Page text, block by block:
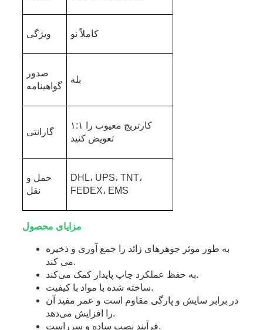
ویژگی کاملاً نو
صدور
گواهینامه
بله
گارانتی
۱:۱ کارتریج معیوب را
تعویض کنید
حمل و
نقل
DHL، UPS، TNT،
FEDEX، EMS
مزایای محصول
به طور موثر جوهرهای زائد را جمع آوری و ذخیره
می کند.
به حفظ عملکرد چاپ پایدار کمک می‌کند.
ساخته شده با مواد با کیفیت.
در برابر سایش و پارگی مقاوم است و عمر مفید آن
را افزایش می‌دهد.
فرآیند نصب ساده و سرراست.